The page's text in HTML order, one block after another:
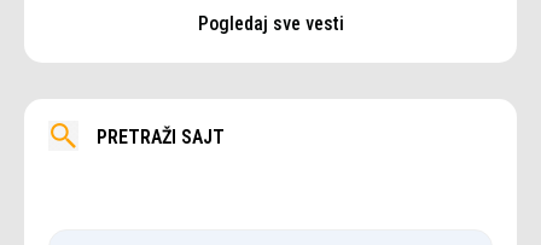
Pogledaj sve vesti
PRETRAŽI SAJT